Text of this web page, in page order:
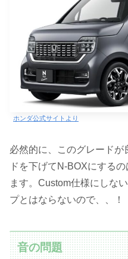
ホンダ公式サイトより
必然的に、このグレード
ドを下げてN-BOXにする
ます。Custom仕様にしない
プとはならないので、、！
音の問題